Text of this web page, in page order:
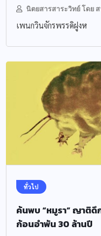
นิตยสารสาระวิทย์ โดย
เพนกวินจักรพรรดิฝูงห
ทั่วไป
ค้นพบ “หมูรา” ญาติดึ
ก้อนอำพัน 30 ล้านปี